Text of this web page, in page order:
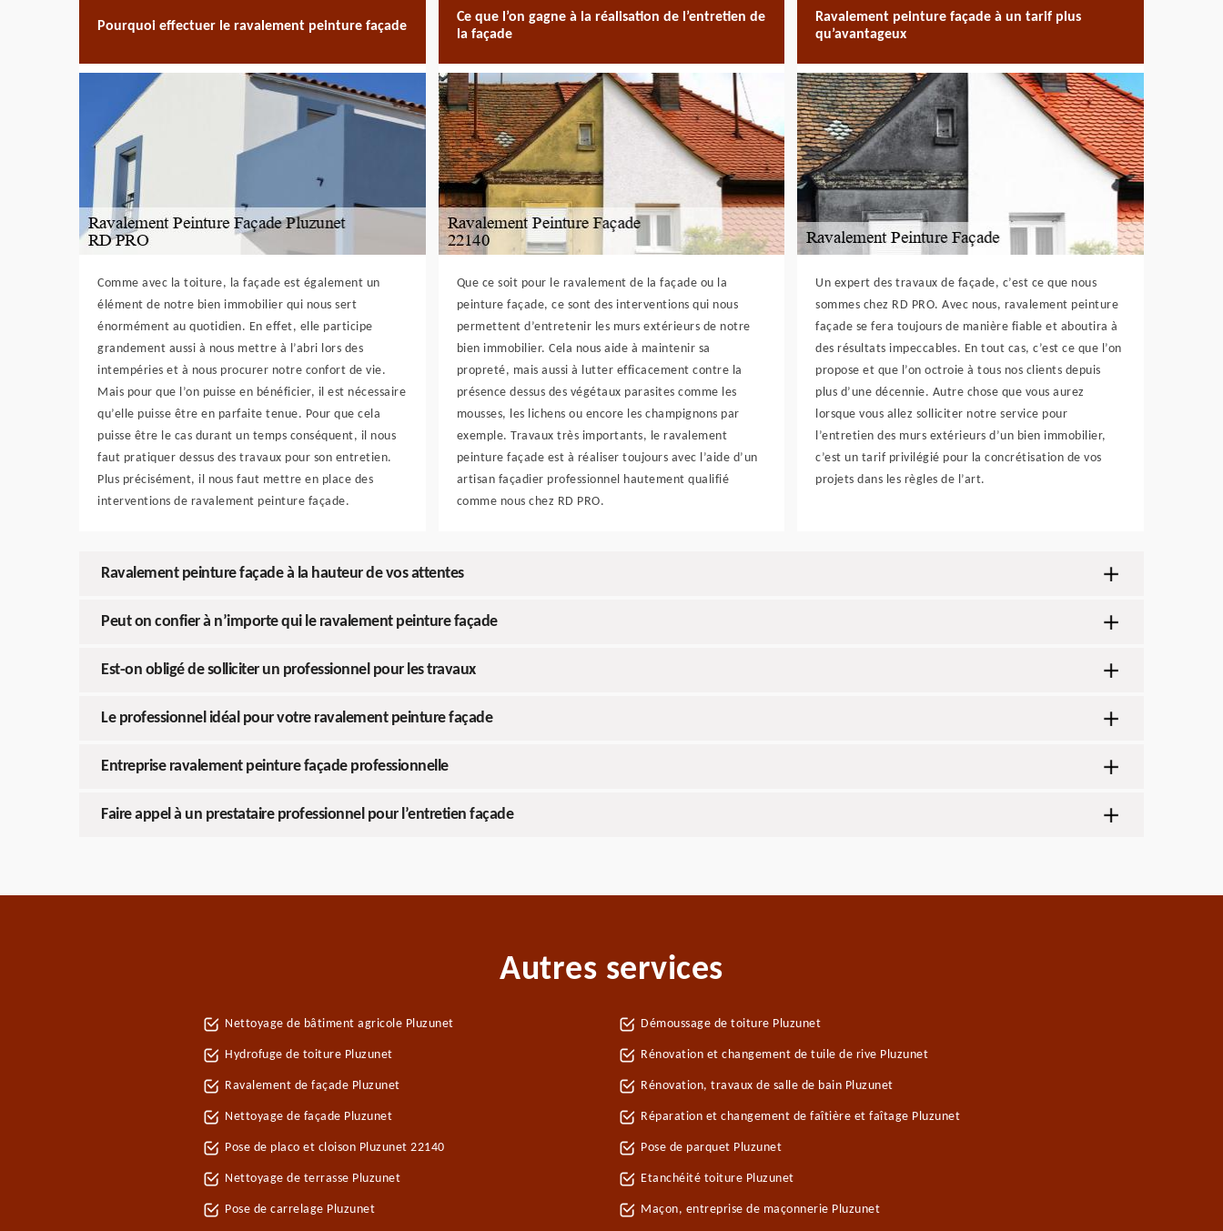
Pourquoi effectuer le ravalement peinture façade
Comme avec la toiture, la façade est également un
élément de notre bien immobilier qui nous sert
énormément au quotidien. En effet, elle participe
grandement aussi à nous mettre à l’abri lors des
intempéries et à nous procurer notre confort de vie.
Mais pour que l’on puisse en bénéficier, il est nécessaire
qu’elle puisse être en parfaite tenue. Pour que cela
puisse être le cas durant un temps conséquent, il nous
faut pratiquer dessus des travaux pour son entretien.
Plus précisément, il nous faut mettre en place des
interventions de ravalement peinture façade.
Ce que l’on gagne à la réalisation de l’entretien de
la façade
Que ce soit pour le ravalement de la façade ou la
peinture façade, ce sont des interventions qui nous
permettent d’entretenir les murs extérieurs de notre
bien immobilier. Cela nous aide à maintenir sa
propreté, mais aussi à lutter efficacement contre la
présence dessus des végétaux parasites comme les
mousses, les lichens ou encore les champignons par
exemple. Travaux très importants, le ravalement
peinture façade est à réaliser toujours avec l’aide d’un
artisan façadier professionnel hautement qualifié
comme nous chez RD PRO.
Ravalement peinture façade à un tarif plus
qu’avantageux
Un expert des travaux de façade, c’est ce que nous
sommes chez RD PRO. Avec nous, ravalement peinture
façade se fera toujours de manière fiable et aboutira à
des résultats impeccables. En tout cas, c’est ce que l’on
propose et que l’on octroie à tous nos clients depuis
plus d’une décennie. Autre chose que vous aurez
lorsque vous allez solliciter notre service pour
l’entretien des murs extérieurs d’un bien immobilier,
c’est un tarif privilégié pour la concrétisation de vos
projets dans les règles de l’art.
Ravalement peinture façade à la hauteur de vos attentes
Peut on confier à n’importe qui le ravalement peinture façade
Est-on obligé de solliciter un professionnel pour les travaux
Le professionnel idéal pour votre ravalement peinture façade
Entreprise ravalement peinture façade professionnelle
Faire appel à un prestataire professionnel pour l’entretien façade
Autres services
Nettoyage de bâtiment agricole Pluzunet
Hydrofuge de toiture Pluzunet
Ravalement de façade Pluzunet
Nettoyage de façade Pluzunet
Pose de placo et cloison Pluzunet 22140
Nettoyage de terrasse Pluzunet
Pose de carrelage Pluzunet
Démoussage de toiture Pluzunet
Rénovation et changement de tuile de rive Pluzunet
Rénovation, travaux de salle de bain Pluzunet
Réparation et changement de faîtière et faîtage Pluzunet
Pose de parquet Pluzunet
Etanchéité toiture Pluzunet
Maçon, entreprise de maçonnerie Pluzunet